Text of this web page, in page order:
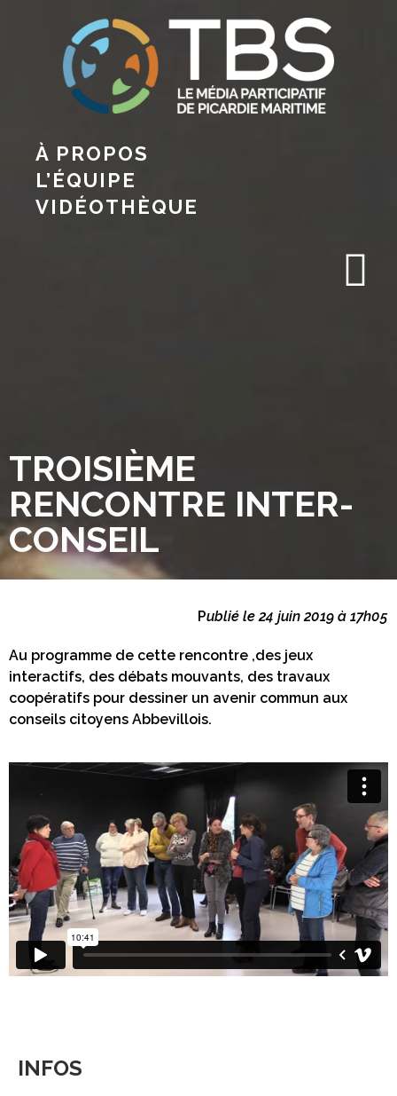
À PROPOS
L’ÉQUIPE
VIDÉOTHÈQUE
TROISIÈME
RENCONTRE INTER-
CONSEIL
Publié le 24 juin 2019 à 17h05
Au programme de cette rencontre ,des jeux
interactifs, des débats mouvants, des travaux
coopératifs pour dessiner un avenir commun aux
conseils citoyens Abbevillois.
INFOS